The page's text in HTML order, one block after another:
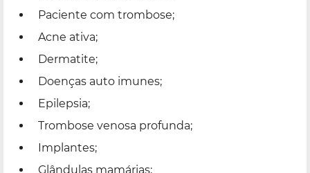
Paciente com trombose;
Acne ativa;
Dermatite;
Doenças auto imunes;
Epilepsia;
Trombose venosa profunda;
Implantes;
Glândulas mamárias;